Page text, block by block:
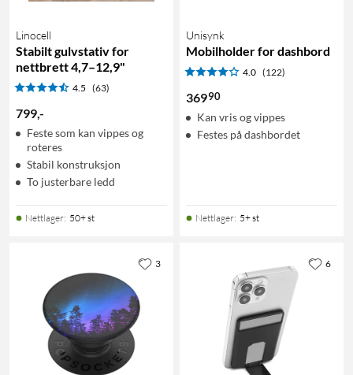
Linocell
Stabilt gulvstativ for
nettbrett 4,7–12,9"
4.5 (63)
799,-
Feste som kan vippes og
roteres
Stabil konstruksjon
To justerbare ledd
Nettlager: 50+ st
Unisynk
Mobilholder for dashbord
4.0 (122)
36990
Kan vris og vippes
Festes på dashbordet
Nettlager: 5+ st
3 6